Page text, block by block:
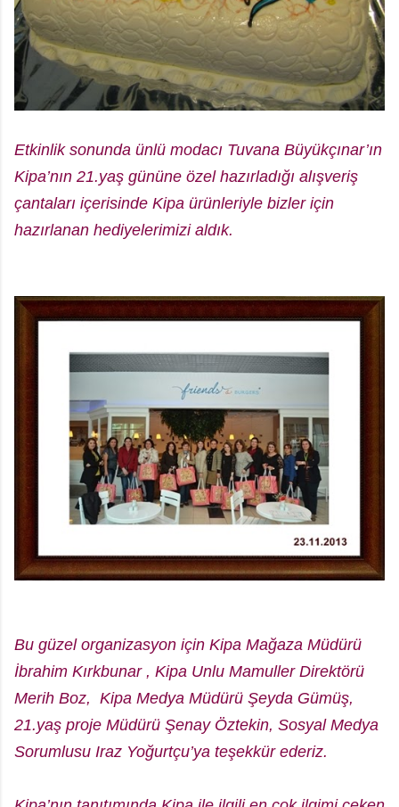
Etkinlik sonunda ünlü modacı Tuvana Büyükçınar’ın
Kipa’nın 21.yaş gününe özel hazırladığı alışveriş
çantaları içerisinde Kipa ürünleriyle bizler için
hazırlanan hediyelerimizi aldık.
Bu güzel organizasyon için Kipa Mağaza Müdürü
İbrahim Kırkbunar , Kipa Unlu Mamuller Direktörü
Merih Boz, Kipa Medya Müdürü Şeyda Gümüş,
21.yaş proje Müdürü Şenay Öztekin, Sosyal Medya
Sorumlusu Iraz Yoğurtçu’ya teşekkür ederiz.